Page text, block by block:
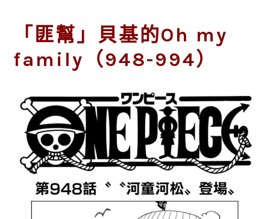
「匪幫」貝基的Oh my
family（948-994）